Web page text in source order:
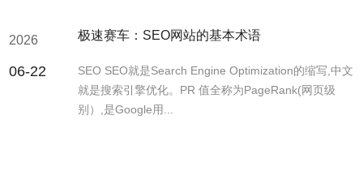
2026
06-22
极速赛车：SEO网站的基本术语
SEO SEO就是Search Engine Optimization的缩写,中文
就是搜索引擎优化。PR 值全称为PageRank(网页级
别）,是Google用...